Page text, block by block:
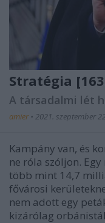
Stratégia
A társadalmi lét
amier • 2021. szeptember
Kampány van, és
ne róla szóljon.
több mint 14,7
fővárosi
nem adott egy
kizárólag